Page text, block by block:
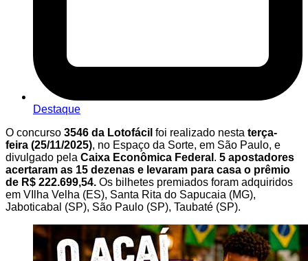
Destaque
O concurso 3546 da Lotofácil foi realizado nesta terça-
feira (25/11/2025), no Espaço da Sorte, em São Paulo, e
divulgado pela Caixa Econômica Federal . 5 apostadores
acertaram as 15 dezenas e levaram para casa o prêmio
de R$ 222.699,54. Os bilhetes premiados foram adquiridos
em VIlha Velha (ES), Santa Rita do Sapucaia (MG),
Jaboticabal (SP), São Paulo (SP), Taubaté (SP).